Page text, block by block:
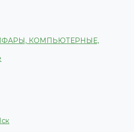
КОМПЬЮТЕРНЫЕ,